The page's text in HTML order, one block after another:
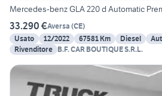
Mercedes-benz GLA 220 d Automatic
33.290 €Aversa (CE)
Usato
12/2022 67581 Km Diesel
Rivenditore B.F. CAR BOUTIQUE S.R.L.